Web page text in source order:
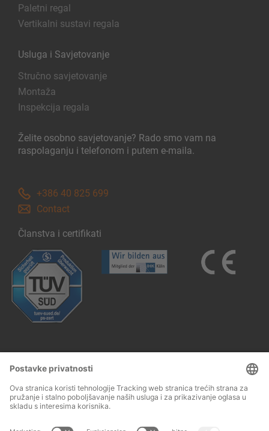
Paletni regal
Vertikalni sustavi regala
Usluga i Savjetovanje
Stručno savjetovanje
Montaža
Inspekcija regala
Želite osobno savjetovanje? Rado smo vam na
raspolaganju i telefonom i putem e-maila.
+386 40 825 699
Contact
Članstva i certifikati